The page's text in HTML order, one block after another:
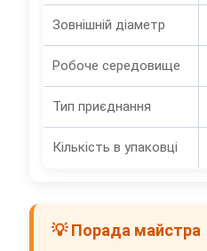
Зовнішній діаметр
Робоче середовище
Тип приєднання
Кількість в упаковці
💡 Порада майстра